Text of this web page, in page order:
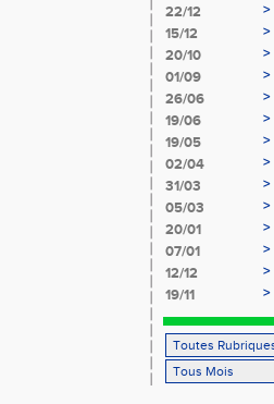
22/12
>
15/12
>
20/10
>
01/09
>
26/06
>
19/06
>
19/05
>
02/04
>
31/03
>
05/03
>
20/01
>
07/01
>
12/12
>
19/11
>